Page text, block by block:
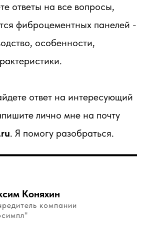
ответы на все вопросы,
фиброцементных панелей -
особенности,
ответ на интересующий
лично мне на почту
. Я помогу разобраться.
Коняхин
компании